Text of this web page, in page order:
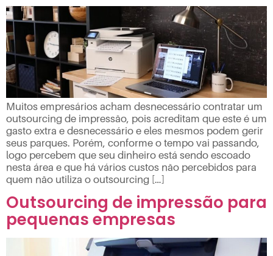
Muitos empresários acham desnecessário contratar um
outsourcing de impressão, pois acreditam que este é um
gasto extra e desnecessário e eles mesmos podem gerir
seus parques. Porém, conforme o tempo vai passando,
logo percebem que seu dinheiro está sendo escoado
nesta área e que há vários custos não percebidos para
quem não utiliza o outsourcing […]
Outsourcing de impressão para
pequenas empresas